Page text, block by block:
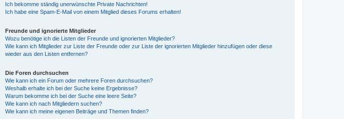
Ich bekomme ständig unerwünschte Private Nachrichten!
Ich habe eine Spam-E-Mail von einem Mitglied dieses Forums erhalten!
Freunde und ignorierte Mitglieder
Wozu benötige ich die Listen der Freunde und ignorierten Mitglieder?
Wie kann ich Mitglieder zur Liste der Freunde oder zur Liste der ignorierten Mitglieder hinzufügen oder diese
wieder aus den Listen entfernen?
Die Foren durchsuchen
Wie kann ich ein Forum oder mehrere Foren durchsuchen?
Weshalb erhalte ich bei der Suche keine Ergebnisse?
Warum bekomme ich bei der Suche eine leere Seite?
Wie kann ich nach Mitgliedern suchen?
Wie kann ich meine eigenen Beiträge und Themen finden?